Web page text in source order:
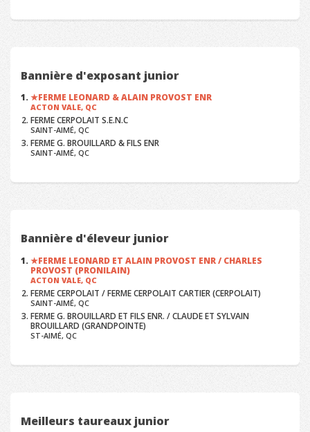
Bannière d'exposant junior
FERME LEONARD & ALAIN PROVOST ENR
ACTON VALE, QC
FERME CERPOLAIT S.E.N.C
SAINT-AIMÉ, QC
FERME G. BROUILLARD & FILS ENR
SAINT-AIMÉ, QC
Bannière d'éleveur junior
FERME LEONARD ET ALAIN PROVOST ENR / CHARLES
PROVOST (PRONILAIN)
ACTON VALE, QC
FERME CERPOLAIT / FERME CERPOLAIT CARTIER (CERPOLAIT)
SAINT-AIMÉ, QC
FERME G. BROUILLARD ET FILS ENR. / CLAUDE ET SYLVAIN
BROUILLARD (GRANDPOINTE)
ST-AIMÉ, QC
Meilleurs taureaux junior